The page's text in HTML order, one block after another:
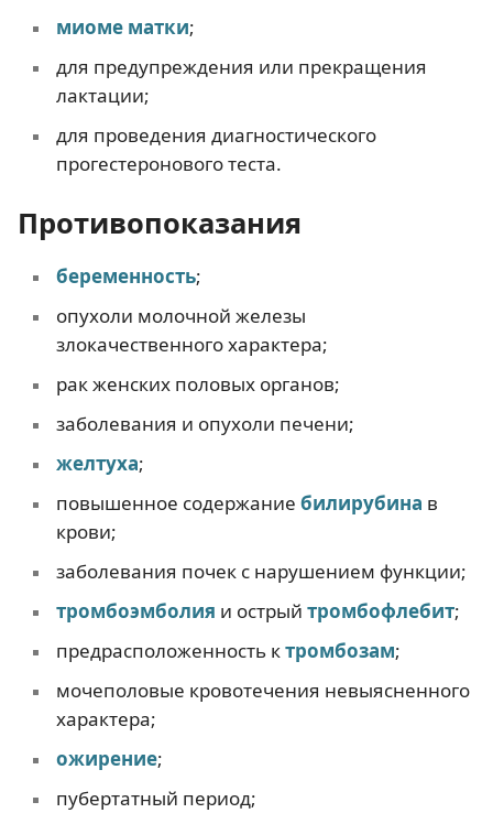
миоме матки;
для предупреждения или прекращения
лактации;
для проведения диагностического
прогестеронового теста.
Противопоказания
беременность;
опухоли молочной железы
злокачественного характера;
рак женских половых органов;
заболевания и опухоли печени;
желтуха;
повышенное содержание билирубина в
крови;
заболевания почек с нарушением функции;
тромбоэмболия и острый тромбофлебит;
предрасположенность ктромбозам;
мочеполовые кровотечения невыясненного
характера;
ожирение;
пубертатный период;